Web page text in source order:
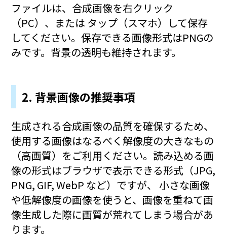
ファイルは、合成画像を右クリック
（PC）、または タップ（スマホ）して保存
してください。保存できる画像形式はPNGの
みです。背景の透明も維持されます。
2. 背景画像の推奨事項
生成される合成画像の品質を確保するため、
使用する画像はなるべく解像度の大きなもの
（高画質）をご利用ください。読み込める画
像の形式はブラウザで表示できる形式（JPG,
PNG, GIF, WebP など）ですが、 小さな画像
や低解像度の画像を使うと、画像を重ねて画
像生成した際に画質が荒れてしまう場合があ
ります。